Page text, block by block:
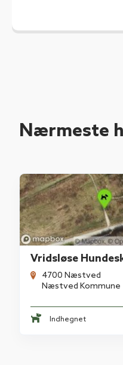
Nærmeste
Vridsløse
4700 Næstved
Næstved Kommune
Indhegnet